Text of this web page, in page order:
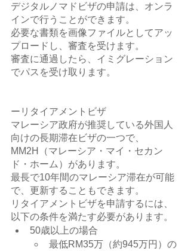
デジタルノマドビザの申請は、オンラ
インで行うことができます。
必要な書類を画像ファイルとしてアッ
プロードし、審査を受けます。
審査に通過したら、イミグレーション
でパスを受け取ります。
ーリタイアメントビザ
マレーシア政府が推奨している外国人
向けの長期滞在ビザの一つで、
MM2H（マレーシア・マイ・セカン
ド・ホーム）があります。
最長で10年間のマレーシア滞在が可能
で、更新することもできます。
リタイアメントビザを申請するには、
以下の条件を満たす必要があります。
50歳以上の場合
最低RM35万（約945万円）の